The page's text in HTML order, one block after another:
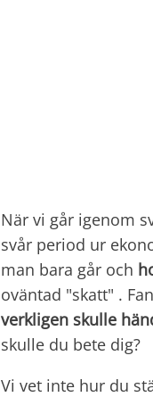
När vi går igenom
svår period ur
man bara går och
oväntad "skatt" .
verkligen skulle
skulle du bete dig?
Vi vet inte hur du